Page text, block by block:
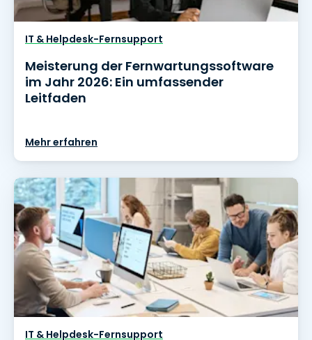
IT & Helpdesk-Fernsupport
Meisterung der Fernwartungssoftware
im Jahr 2026: Ein umfassender
Leitfaden
Mehr erfahren
IT & Helpdesk-Fernsupport